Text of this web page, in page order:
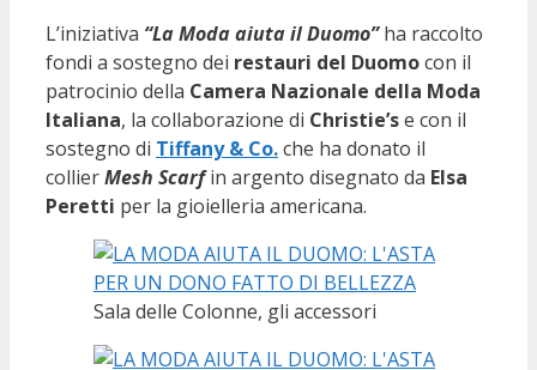
L’iniziativa “La Moda aiuta il Duomo” ha raccolto
fondi a sostegno dei restauri del Duomocon il
patrocinio della Camera Nazionale della Moda
Italiana, la collaborazione di Christie’se con il
sostegno di Tiffany & Co.che ha donato il
collierMesh Scarfin argento disegnato da Elsa
Peretti per la gioielleria americana.
Sala delle Colonne, gli accessori